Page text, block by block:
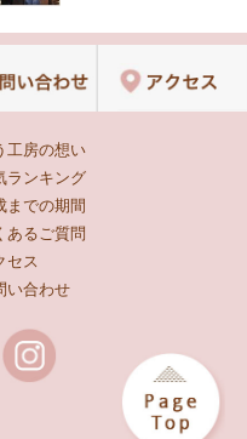
工房の想い
ランキング
までの期間
あるご質問
セス
い合わせ